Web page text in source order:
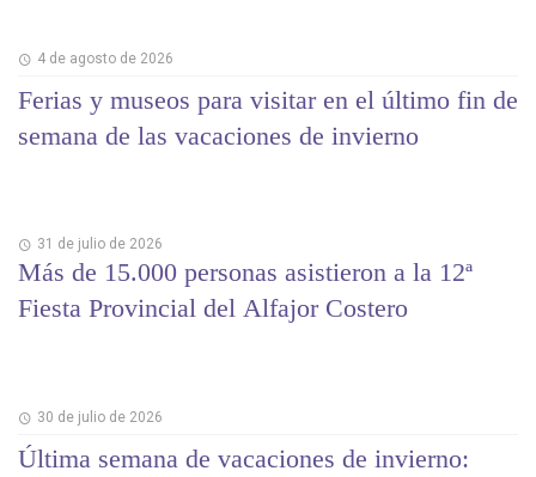
4 de agosto de 2026
Ferias y museos para visitar en el último fin de
semana de las vacaciones de invierno
31 de julio de 2026
Más de 15.000 personas asistieron a la 12ª
Fiesta Provincial del Alfajor Costero
30 de julio de 2026
Última semana de vacaciones de invierno: